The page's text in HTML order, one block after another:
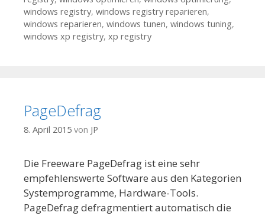
windows registry, windows registry reparieren,
windows reparieren, windows tunen, windows tuning,
windows xp registry, xp registry
PageDefrag
8. April 2015 von JP
Die Freeware PageDefrag ist eine sehr
empfehlenswerte Software aus den Kategorien
Systemprogramme, Hardware-Tools.
PageDefrag defragmentiert automatisch die